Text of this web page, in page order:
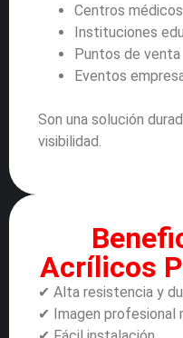
Centros médicos
Instituciones
Puntos de venta
Eventos
Son una solución
visibilidad.
Acrílicos
✔ Alta resistencia y
✔ Imagen profesional